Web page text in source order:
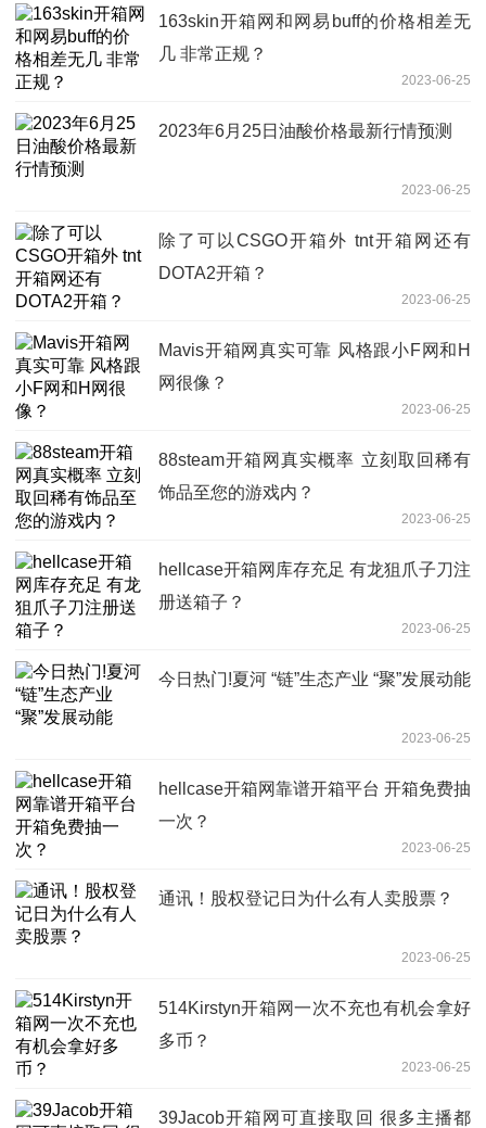
163skin开箱网和网易buff的价格相差无
几 非常正规？
2023-06-25
2023年6月25日油酸价格最新行情预测
2023-06-25
除了可以CSGO开箱外 tnt开箱网还有
DOTA2开箱？
2023-06-25
Mavis开箱网真实可靠 风格跟小F网和H
网很像？
2023-06-25
88steam开箱网真实概率 立刻取回稀有
饰品至您的游戏内？
2023-06-25
hellcase开箱网库存充足 有龙狙爪子刀注
册送箱子？
2023-06-25
今日热门!夏河 “链”生态产业 “聚”发展动能
2023-06-25
hellcase开箱网靠谱开箱平台 开箱免费抽
一次？
2023-06-25
通讯！股权登记日为什么有人卖股票？
2023-06-25
514Kirstyn开箱网一次不充也有机会拿好
多币？
2023-06-25
39Jacob开箱网可直接取回 很多主播都